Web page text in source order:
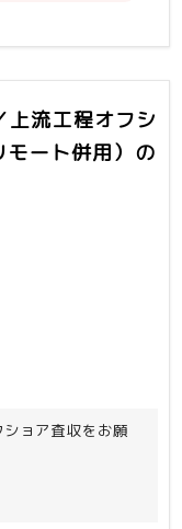
（JOB管理ツー
形式ファイル
電子帳票を作
上流工程オフシ
ート併用） の
ョア査収をお願